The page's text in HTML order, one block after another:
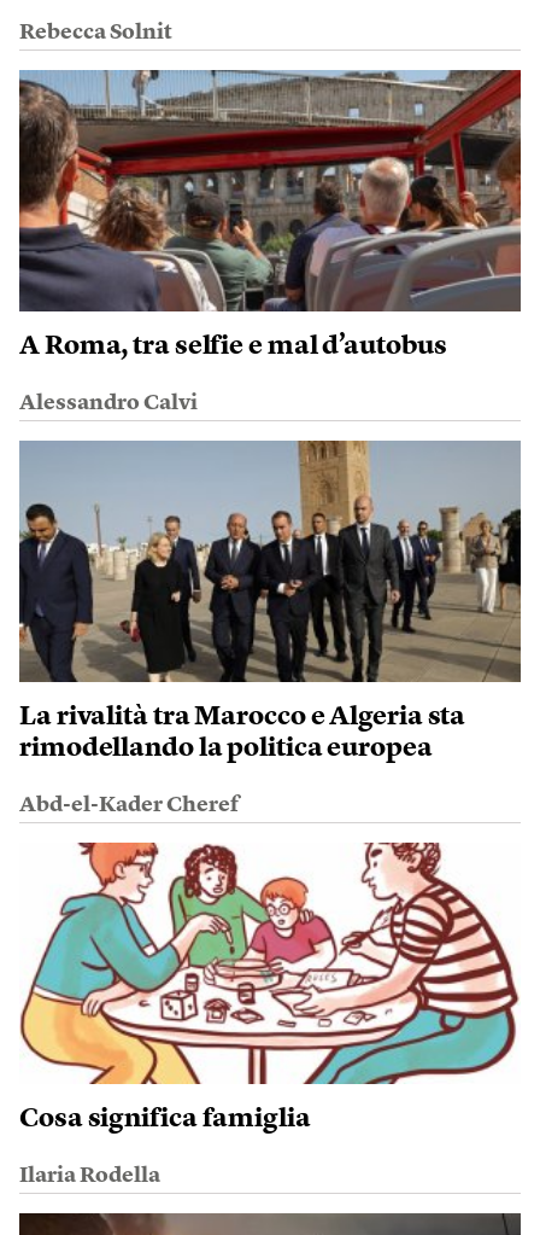
Rebecca Solnit
A Roma, tra selfie e mal d’autobus
Alessandro Calvi
La rivalità tra Marocco e Algeria sta
rimodellando la politica europea
Abd-el-Kader Cheref
Cosa significa famiglia
Ilaria Rodella